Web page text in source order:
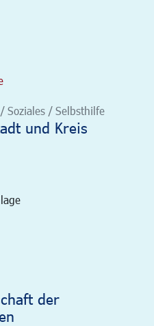
Soziales / Selbsthilfe
und Kreis
der